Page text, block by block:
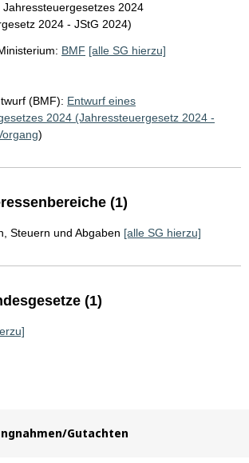
Jahressteuergesetzes 2024
2024 - JStG 2024)
BMF [alle SG hierzu]
(BMF): Entwurf eines
2024 (Jahressteuergesetz 2024 -
)
(1)
Steuern und Abgaben [alle SG hierzu]
(1)
Gutachten